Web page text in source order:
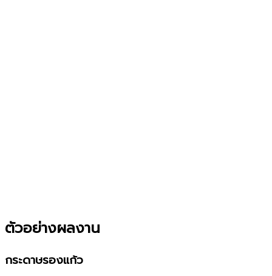
ตัวอย่างผลงาน
กระดาษรองแก้ว